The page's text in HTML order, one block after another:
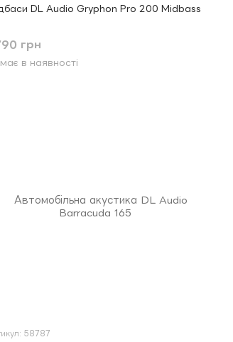
DL Audio Gryphon Pro 200 Midbass
грн
в наявності
58787